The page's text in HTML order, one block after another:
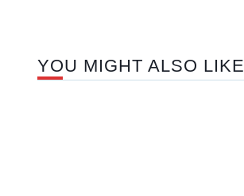
YOU MIGHT ALSO LIKE